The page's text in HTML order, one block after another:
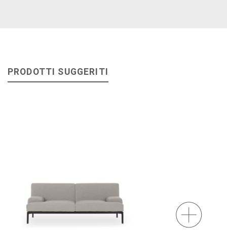
PRODOTTI SUGGERITI